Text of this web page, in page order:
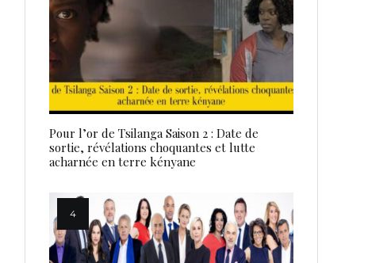
Pour l’or de Tsilanga Saison 2 : Date de
sortie, révélations choquantes et lutte
acharnée en terre kényane